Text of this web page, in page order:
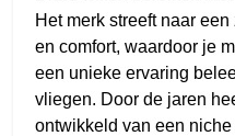
Het merk streeft naar
en comfort, waardoor je
een unieke ervaring
vliegen. Door de jaren
ontwikkeld van een